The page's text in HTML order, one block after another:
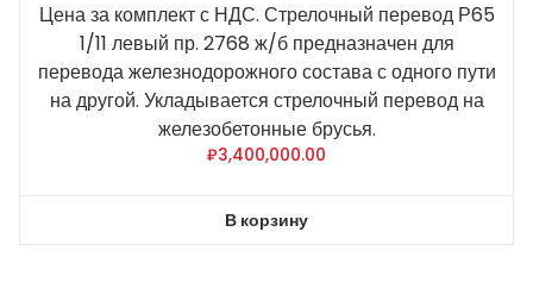
Цена за комплект с НДС. Стрелочный перевод Р65
1/11 левый пр. 2768 ж/б предназначен для
перевода железнодорожного состава с одного пути
на другой. Укладывается стрелочный перевод на
железобетонные брусья.
₽3,400,000.00
В корзину